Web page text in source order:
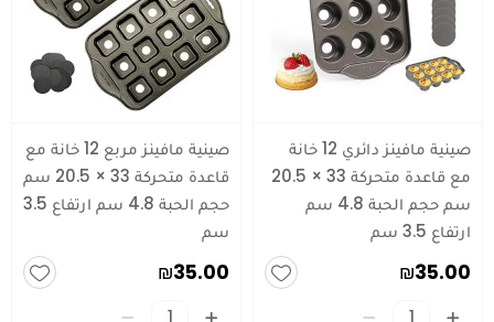
صينية مافينز دائري 12 خانة
مع قاعدة متحركة 33 × 20.5
سم حجم الحبة 4.8 سم
ارتفاع 3.5 سم
₪35.00
صينية مافينز مربع 12 خانة مع
قاعدة متحركة 33 × 20.5 سم
حجم الحبة 4.8 سم ارتفاع 3.5
سم
₪35.00